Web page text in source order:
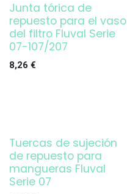
Junta tórica de
repuesto para el vaso
del filtro Fluval Serie
07-107/207
8,26 €
Tuercas de sujeción
de repuesto para
mangueras Fluval
Serie 07